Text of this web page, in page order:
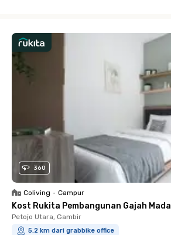
360
Coliving • Campur
Kost Rukita Pembangunan Gajah Mada
Petojo Utara, Gambir
5.2 km dari grabbike office